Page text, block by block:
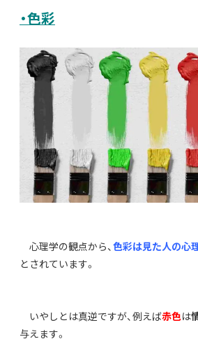
・色彩
心理学の観点から、 色彩は見た人の心
とされています。
いやしとは真逆ですが、例えば赤色は
与えます。